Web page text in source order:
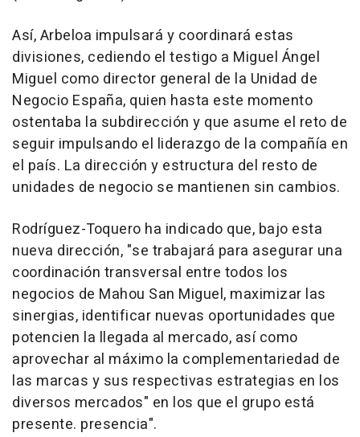
Así, Arbeloa impulsará y coordinará estas
divisiones, cediendo el testigo a Miguel Ángel
Miguel como director general de la Unidad de
Negocio España, quien hasta este momento
ostentaba la subdirección y que asume el reto de
seguir impulsando el liderazgo de la compañía en
el país. La dirección y estructura del resto de
unidades de negocio se mantienen sin cambios.
Rodríguez-Toquero ha indicado que, bajo esta
nueva dirección, "se trabajará para asegurar una
coordinación transversal entre todos los
negocios de Mahou San Miguel, maximizar las
sinergias, identificar nuevas oportunidades que
potencien la llegada al mercado, así como
aprovechar al máximo la complementariedad de
las marcas y sus respectivas estrategias en los
diversos mercados" en los que el grupo está
presente. presencia".